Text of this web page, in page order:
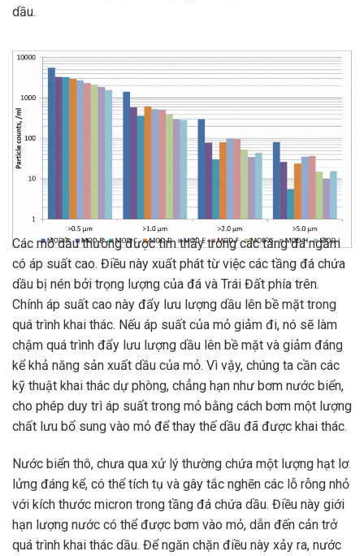
dầu.
Các mỏ dầu thường được tìm thấy trong các tầng đá ngầm
có áp suất cao. Điều này xuất phát từ việc các tầng đá chứa
dầu bị nén bởi trọng lượng của đá và Trái Đất phía trên.
Chính áp suất cao này đẩy lưu lượng dầu lên bề mặt trong
quá trình khai thác. Nếu áp suất của mỏ giảm đi, nó sẽ làm
chậm quá trình đẩy lưu lượng dầu lên bề mặt và giảm đáng
kể khả năng sản xuất dầu của mỏ. Vì vậy, chúng ta cần các
kỹ thuật khai thác dự phòng, chẳng hạn như bơm nước biển,
cho phép duy trì áp suất trong mỏ bằng cách bơm một lượng
chất lưu bổ sung vào mỏ để thay thế dầu đã được khai thác.
Nước biển thô, chưa qua xử lý thường chứa một lượng hạt lơ
lửng đáng kể, có thể tích tụ và gây tắc nghẽn các lỗ rỗng nhỏ
với kích thước micron trong tầng đá chứa dầu. Điều này giới
hạn lượng nước có thể được bơm vào mỏ, dẫn đến cản trở
quá trình khai thác dầu. Để ngăn chặn điều này xảy ra, nước